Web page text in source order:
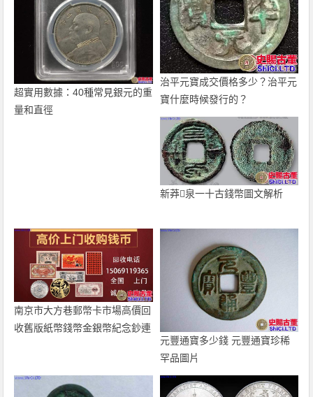
超實用數據：40種常見銀元的重
量和直徑
治平元寶成交價格多少？治平元
寶什麼時候發行的？
新莽泉一十古錢幣圖文解析
南京市大方巷郵幣卡市場高價回
收舊版紙幣錢幣金銀幣紀念鈔連
元豐通寶多少錢 元豐通寶珍稀
罕品圖片